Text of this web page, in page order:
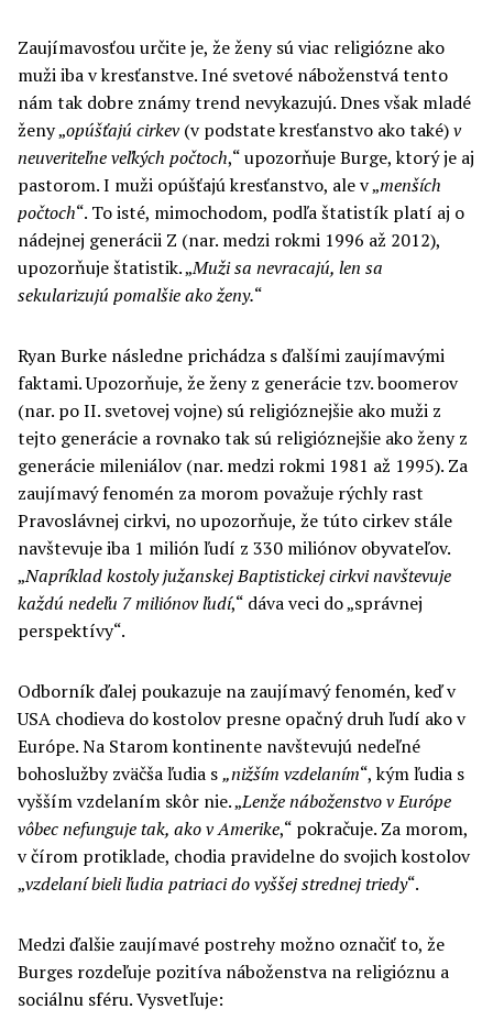
Zaujímavosťou určite je, že ženy sú viac religiózne ako
muži iba v kresťanstve. Iné svetové náboženstvá tento
nám tak dobre známy trend nevykazujú. Dnes však mladé
ženy „opúšťajú cirkev(v podstate kresťanstvo ako také)v
neuveriteľne veľkých počtoch,“ upozorňuje Burge, ktorý je aj
pastorom. I muži opúšťajú kresťanstvo, ale v „menších
počtoch“. To isté, mimochodom, podľa štatistík platí aj o
nádejnej generácii Z (nar. medzi rokmi 1996 až 2012),
upozorňuje štatistik. „Muži sa nevracajú, len sa
sekularizujú pomalšie ako ženy.“
Ryan Burke následne prichádza s ďalšími zaujímavými
faktami. Upozorňuje, že ženy z generácie tzv. boomerov
(nar. po II. svetovej vojne) sú religióznejšie ako muži z
tejto generácie a rovnako tak sú religióznejšie ako ženy z
generácie mileniálov (nar. medzi rokmi 1981 až 1995). Za
zaujímavý fenomén za morom považuje rýchly rast
Pravoslávnej cirkvi, no upozorňuje, že túto cirkev stále
navštevuje iba 1 milión ľudí z 330 miliónov obyvateľov.
„Napríklad kostoly južanskej Baptistickej cirkvi navštevuje
každú nedeľu 7 miliónov ľudí,“ dáva veci do „správnej
perspektívy“.
Odborník ďalej poukazuje na zaujímavý fenomén, keď v
USA chodieva do kostolov presne opačný druh ľudí ako v
Európe. Na Starom kontinente navštevujú nedeľné
bohoslužby zväčša ľudia s„nižším vzdelaním“, kým ľudia s
vyšším vzdelaním skôr nie. „Lenže náboženstvo v Európe
vôbec nefunguje tak, ako v Amerike,“ pokračuje. Za morom,
v čírom protiklade, chodia pravidelne do svojich kostolov
„vzdelaní bieli ľudia patriaci do vyššej strednej triedy“.
Medzi ďalšie zaujímavé postrehy možno označiť to, že
Burges rozdeľuje pozitíva náboženstva na religióznu a
sociálnu sféru. Vysvetľuje: